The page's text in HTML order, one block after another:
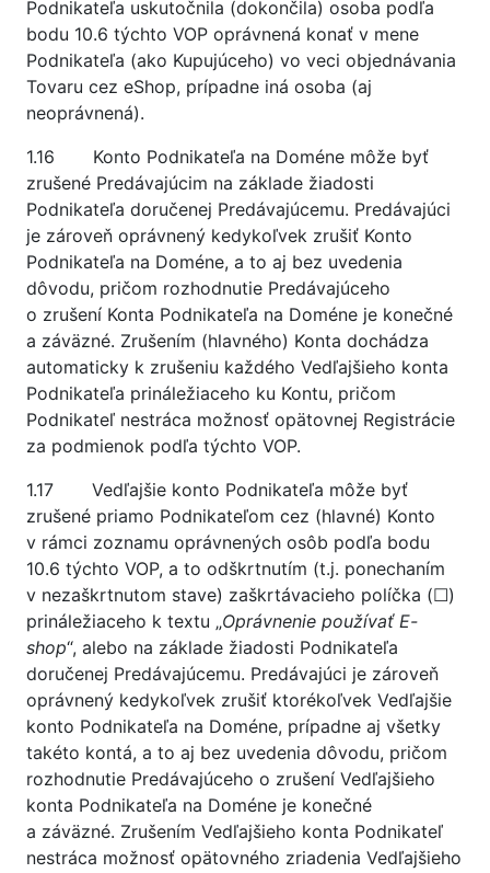
Podnikateľa uskutočnila (dokončila) osoba podľa
bodu 10.6 týchto VOP oprávnená konať v mene
Podnikateľa (ako Kupujúceho) vo veci objednávania
Tovaru cez eShop, prípadne iná osoba (aj
neoprávnená).
1.16 Konto Podnikateľa na Doméne môže byť
zrušené Predávajúcim na základe žiadosti
Podnikateľa doručenej Predávajúcemu. Predávajúci
je zároveň oprávnený kedykoľvek zrušiť Konto
Podnikateľa na Doméne, a to aj bez uvedenia
dôvodu, pričom rozhodnutie Predávajúceho
o zrušení Konta Podnikateľa na Doméne je konečné
a záväzné. Zrušením (hlavného) Konta dochádza
automaticky k zrušeniu každého Vedľajšieho konta
Podnikateľa prináležiaceho ku Kontu, pričom
Podnikateľ nestráca možnosť opätovnej Registrácie
za podmienok podľa týchto VOP.
1.17 Vedľajšie konto Podnikateľa môže byť
zrušené priamo Podnikateľom cez (hlavné) Konto
v rámci zoznamu oprávnených osôb podľa bodu
10.6 týchto VOP, a to odškrtnutím (t.j. ponechaním
v nezaškrtnutom stave) zaškrtávacieho políčka (☐)
prináležiaceho k textu „Oprávnenie používať E-
shop“, alebo na základe žiadosti Podnikateľa
doručenej Predávajúcemu. Predávajúci je zároveň
oprávnený kedykoľvek zrušiť ktorékoľvek Vedľajšie
konto Podnikateľa na Doméne, prípadne aj všetky
takéto kontá, a to aj bez uvedenia dôvodu, pričom
rozhodnutie Predávajúceho o zrušení Vedľajšieho
konta Podnikateľa na Doméne je konečné
a záväzné. Zrušením Vedľajšieho konta Podnikateľ
nestráca možnosť opätovného zriadenia Vedľajšieho